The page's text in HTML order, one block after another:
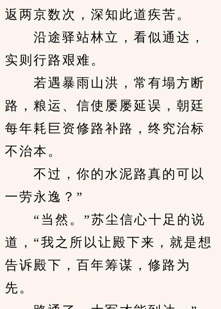
返两京数次，深知此道疾苦。
沿途驿站林立，看似通达，
实则行路艰难。
若遇暴雨山洪，常有塌方断
路，粮运、信使屡屡延误，朝廷
每年耗巨资修路补路，终究治标
不治本。
不过，你的水泥路真的可以
一劳永逸？”
“当然。”苏尘信心十足的说
道，“我之所以让殿下来，就是想
告诉殿下，百年筹谋，修路为
先。